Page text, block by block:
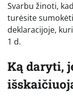
Svarbu žinoti,
turėsite
deklaracijoje,
1 d.
Ką daryti,